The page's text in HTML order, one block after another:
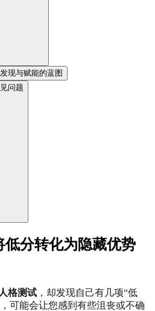
现与赋能的蓝图
问题
低分转化为隐藏优势
格测试 ，却发现自己有几项“低
可能会让您感到有些沮丧或不确